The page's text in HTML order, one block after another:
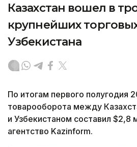
Казахстан вошел в
крупнейших
Узбекистана
По итогам первого полугодия
товарооборота между
и Узбекистаном составил $2,8
агентство Kazinform.